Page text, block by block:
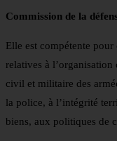
Commission de la
Elle est compétente
relatives à l’organisation
civil et militaire des
la police, à l’intégrité
biens, aux politiques de